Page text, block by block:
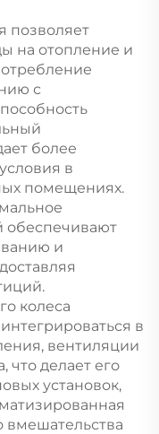
позволяет
на отопление и
с
более
в
помещениях.
обеспечивают
и
колеса
в
вентиляции
что делает его
установок,
вмешательства